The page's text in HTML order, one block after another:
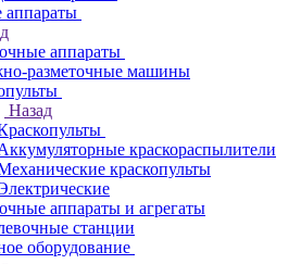
аппараты
аппараты
разметочные машины
Назад
краскораспылители
краскопульты
аппараты и агрегаты
станции
оборудование